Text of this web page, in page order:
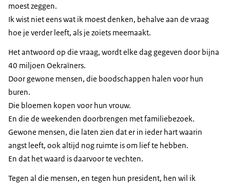
moest zeggen.
Ik wist niet eens wat ik moest denken, behalve aan de vraag
hoe je verder leeft, als je zoiets meemaakt.
Het antwoord op die vraag, wordt elke dag gegeven door bijna
40 miljoen Oekraïners.
Door gewone mensen, die boodschappen halen voor hun
buren.
Die bloemen kopen voor hun vrouw.
En die de weekenden doorbrengen met familiebezoek.
Gewone mensen, die laten zien dat er in ieder hart waarin
angst leeft, ook altijd nog ruimte is om lief te hebben.
En dat het waard is daarvoor te vechten.
Tegen al die mensen, en tegen hun president, hen wil ik